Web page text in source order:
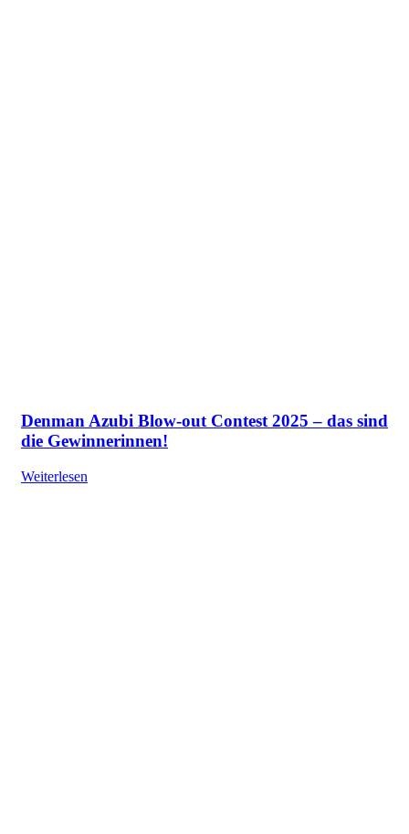
Denman Azubi Blow-out Contest 2025 – das sind
die Gewinnerinnen!
Weiterlesen